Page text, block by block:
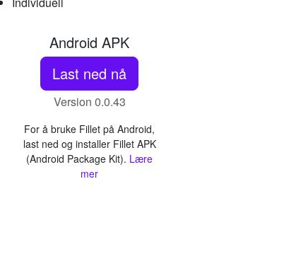
Android APK
Last ned nå
Version 0.0.43
For å bruke Fillet på Android,
last ned og installer Fillet APK
(Android Package Kit). Lære
mer